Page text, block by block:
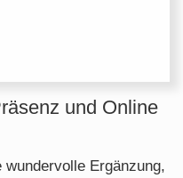
und Online
Ergänzung,